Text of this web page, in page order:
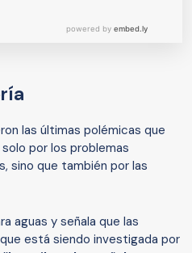
las últimas polémicas que
por los problemas
sino que también por las
aguas y señala que las
está siendo investigada por